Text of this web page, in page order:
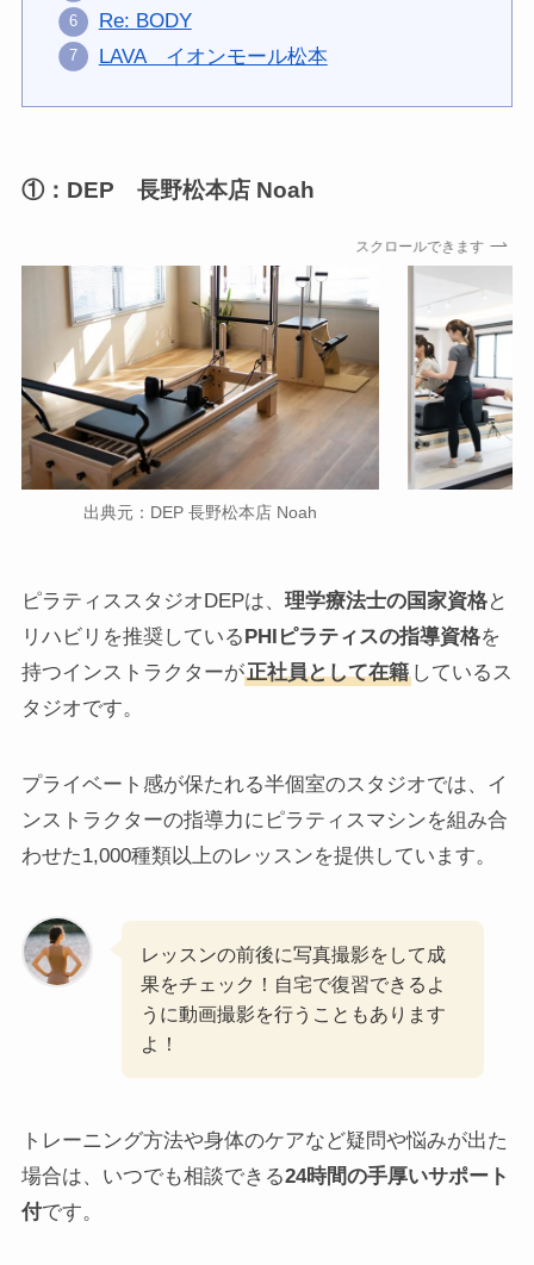
Re: BODY
LAVA イオンモール松本
①：DEP 長野松本店 Noah
スクロールできます
出典元：DEP 長野松本店 Noah
ピラティススタジオDEPは、 理学療法士の国家資格と
リハビリを推奨している PHIピラティスの指導資格を
持つインストラクターが正社員として在籍しているス
タジオです。
プライベート感が保たれる半個室のスタジオでは、イ
ンストラクターの指導力にピラティスマシンを組み合
わせた1,000種類以上のレッスンを提供しています。
レッスンの前後に写真撮影をして成
果をチェック！自宅で復習できるよ
うに動画撮影を行うこともあります
よ！
トレーニング方法や身体のケアなど疑問や悩みが出た
場合は、いつでも相談できる24時間の手厚いサポート
付です。